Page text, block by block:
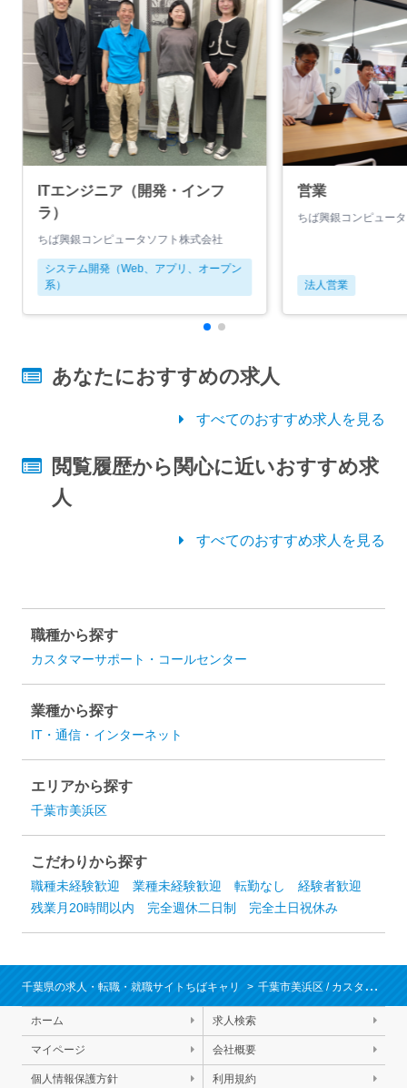
ITエンジニア（開発・インフ
ラ）
ちば興銀コンピュータソフト株式会社
システム開発（Web、アプリ、オープン
系）
営業
ちば興銀コンピュー
法人営業
あなたにおすすめの求人
すべてのおすすめ求人を見る
閲覧履歴から関心に近いおすすめ求
人
すべてのおすすめ求人を見る
職種から探す
カスタマーサポート・コールセンター
業種から探す
IT・通信・インターネット
エリアから探す
千葉市美浜区
こだわりから探す
職種未経験歓迎 業種未経験歓迎 転勤なし
経験者歓迎
残業月20時間以内
完全週休二日制 完全土日祝休み
千葉県の求人・転職・就職サイトちばキャリ 千葉市美浜区/ カスタマーサポート・コールセンター
ホーム 求人検索
マイページ 会社概要
個人情報保護方針 利用規約